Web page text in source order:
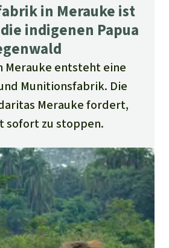
in Merauke ist
indigenen Papua
Merauke entsteht eine
Munitionsfabrik. Die
Merauke fordert,
sofort zu stoppen.